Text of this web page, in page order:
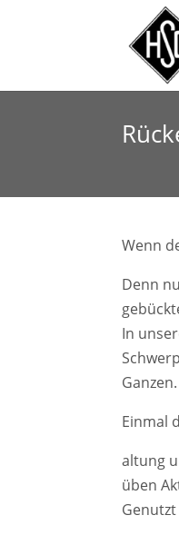
Wenn
Denn
In
Ganzen.
Einmal
altung
üben